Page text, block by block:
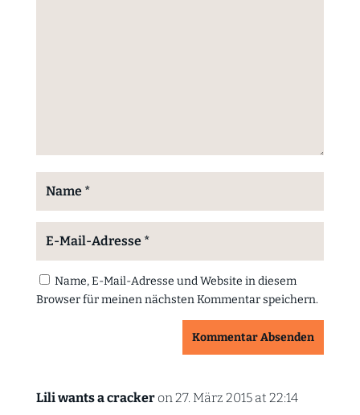
Lili wants a cracker on 27. März 2015 at 22:14
Name, E-Mail-Adresse und Website in diesem
Browser für meinen nächsten Kommentar speichern.
Kommentar Absenden